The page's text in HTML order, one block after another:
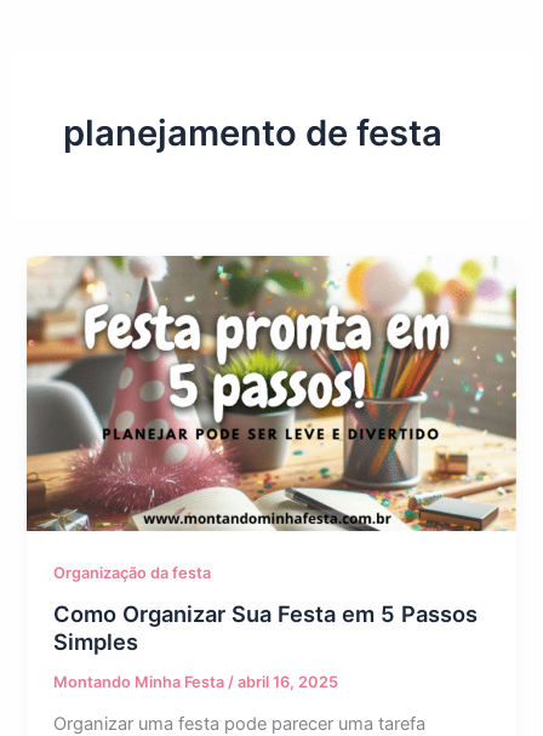
planejamento de festa
Organização da festa
Como Organizar Sua Festa em 5 Passos
Simples
Montando Minha Festa/abril 16, 2025
Organizar uma festa pode parecer uma tarefa